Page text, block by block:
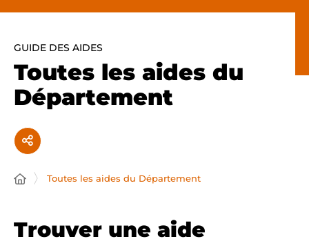
GUIDE DES AIDES
Toutes les aides du
Département
Toutes les aides du Département
Trouver une aide